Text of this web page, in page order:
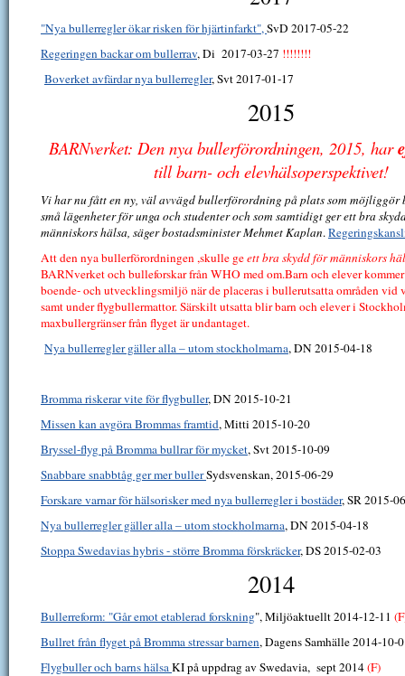
"Nya bullerregler ökar risken för hjärtinfarkt",SvD 2017-05-22
Regeringen backar om bullerrav, Di 2017-03-27 !!!!!!!!
Boverket avfärdar nya bullerregler, Svt 2017-01-17
2015
BARNverket: Den nya bullerförordningen, 2015, har
till barn- och elevhälsoperspektivet!
Vi har nu fått en ny, väl avvägd bullerförordning på plats som möjliggör
små lägenheter för unga och studenter och som samtidigt ger ett bra
människors hälsa, säger bostadsminister Mehmet Kaplan.
Att den nya bullerförordningen ,skulle geett bra skydd för människors
BARNverket och bulleforskar från WHO med om.Barn och elever
boende- och utvecklingsmiljö när de placeras i bullerutsatta områden vid
samt under flygbullermattor. Särskilt utsatta blir barn och elever i
maxbullergränser från flyget är undantaget.
Nya bullerregler gäller alla – utom stockholmarna, DN 2015-04-18
Bromma riskerar vite för flygbuller, DN 2015-10-21
Missen kan avgöra Brommas framtid, Mitti 2015-10-20
Bryssel-flyg på Bromma bullrar för mycket, Svt 2015-10-09
Snabbare snabbtåg ger mer bullerSydsvenskan, 2015-06-29
Forskare varnar för hälsorisker med nya bullerregler i bostäder, SR 2015-
Nya bullerregler gäller alla – utom stockholmarna, DN 2015-04-18
Stoppa Swedavias hybris - större Bromma förskräcker, DS 2015-02-03
2014
Bullerreform: "Går emot etablerad forskning", Miljöaktuellt 2014-12-11
Bullret från flyget på Bromma stressar barnen, Dagens Samhälle 2014-10-
Flygbuller och barns hälsaKI på uppdrag av Swedavia, sept 2014(F)